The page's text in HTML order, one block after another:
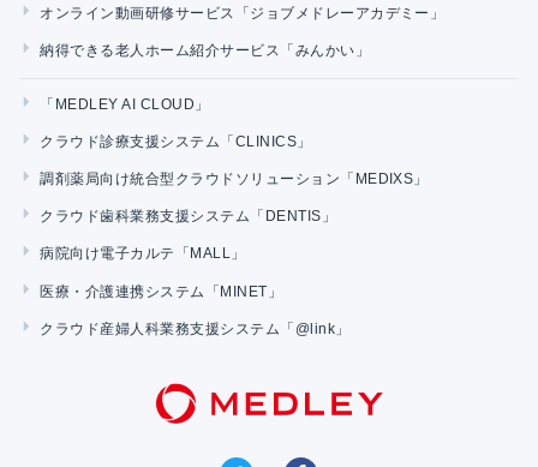
オンライン動画研修サービス「ジョブメドレーアカデミー」
納得できる老人ホーム紹介サービス「みんかい」
「MEDLEY AI CLOUD」
クラウド診療支援システム「CLINICS」
調剤薬局向け統合型クラウドソリューション「MEDIXS」
クラウド歯科業務支援システム「DENTIS」
病院向け電子カルテ「MALL」
医療・介護連携システム「MINET」
クラウド産婦人科業務支援システム「@link」